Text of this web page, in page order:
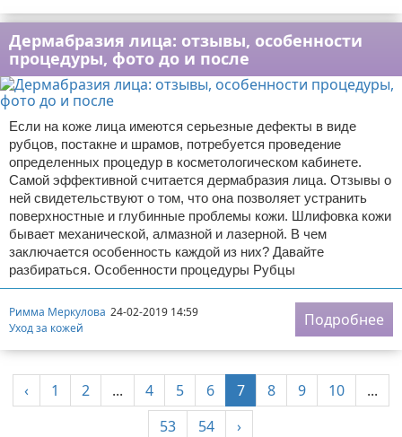
Дермабразия лица: отзывы, особенности
процедуры, фото до и после
Если на коже лица имеются серьезные дефекты в виде
рубцов, постакне и шрамов, потребуется проведение
определенных процедур в косметологическом кабинете.
Самой эффективной считается дермабразия лица. Отзывы о
ней свидетельствуют о том, что она позволяет устранить
поверхностные и глубинные проблемы кожи. Шлифовка кожи
бывает механической, алмазной и лазерной. В чем
заключается особенность каждой из них? Давайте
разбираться. Особенности процедуры Рубцы
Римма Меркулова 24-02-2019 14:59
Уход за кожей
Подробнее
‹ 1 2 ... 4 5 6 7 8 9 10
...
53
54 ›